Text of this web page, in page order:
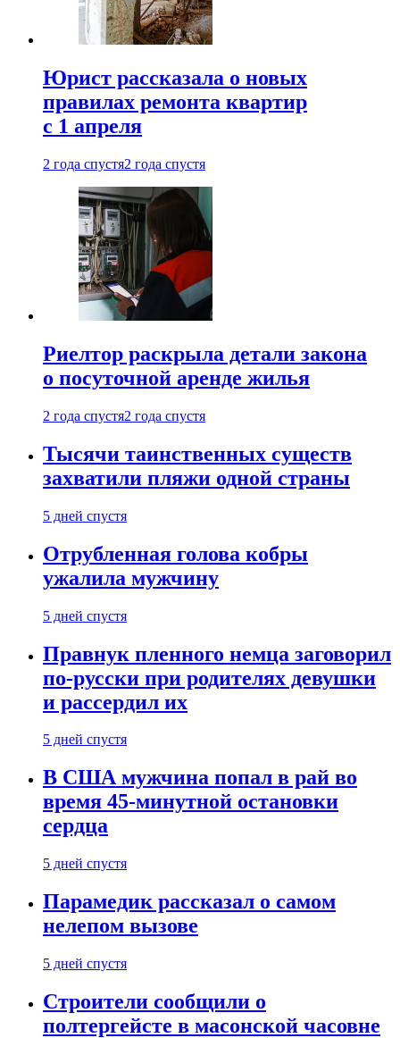
Юрист рассказала о новых
правилах ремонта квартир
с 1 апреля
2 года спустя2 года спустя
Риелтор раскрыла детали закона
о посуточной аренде жилья
2 года спустя2 года спустя
Тысячи таинственных существ
захватили пляжи одной страны
5 дней спустя
Отрубленная голова кобры
ужалила мужчину
5 дней спустя
Правнук пленного немца заговорил
по-русски при родителях девушки
и рассердил их
5 дней спустя
В США мужчина попал в рай во
время 45-минутной остановки
сердца
5 дней спустя
Парамедик рассказал о самом
нелепом вызове
5 дней спустя
Строители сообщили о
полтергейсте в масонской часовне